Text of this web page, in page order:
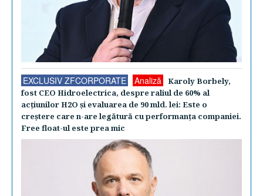
EXCLUSIV ZFCORPORATE Analiză
Karoly Borbely,
fost CEO Hidroelectrica, despre raliul de 60% al
acţiunilor H2O şi evaluarea de 90 mld. lei: Este o
creştere care n-are legătură cu performanţa companiei.
Free float-ul este prea mic